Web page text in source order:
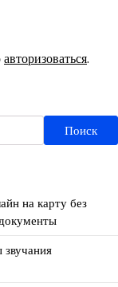
авторизоваться.
Поиск
на карту без